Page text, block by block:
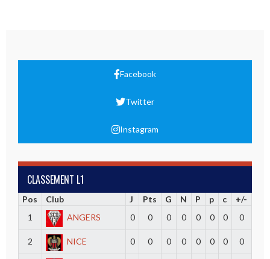
Facebook
Twitter
Instagram
CLASSEMENT L1
Pos Club J Pts G N P p c
+/-
1
ANGERS 0 0 0 0 0 0 0 0
2 NICE 0 0 0 0 0 0 0 0